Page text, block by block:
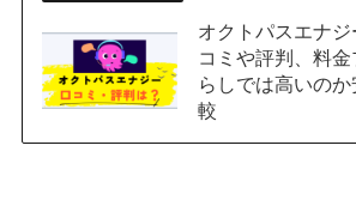
オクトパスエナ
コミや評判、料
らしでは高いの
較